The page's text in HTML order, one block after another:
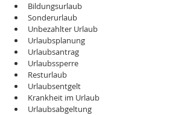
Bildungsurlaub
Sonderurlaub
Unbezahlter Urlaub
Urlaubsplanung
Urlaubsantrag
Urlaubssperre
Resturlaub
Urlaubsentgelt
Krankheit im Urlaub
Urlaubsabgeltung